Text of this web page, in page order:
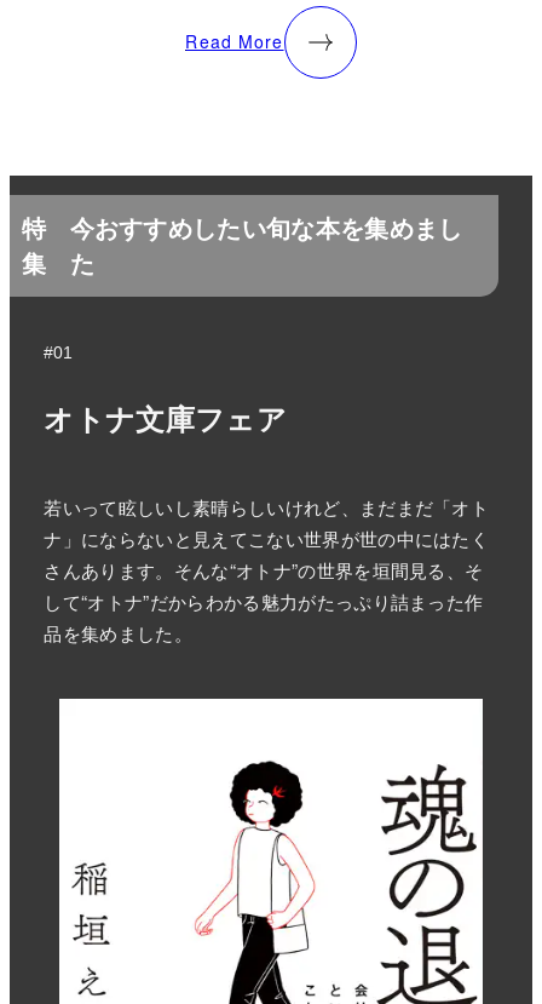
Read More
特
集
今おすすめしたい旬な本を集めまし
た
#01
オトナ文庫フェア
若いって眩しいし素晴らしいけれど、まだまだ「オト
ナ」にならないと見えてこない世界が世の中にはたく
さんあります。そんな“オトナ”の世界を垣間見る、そ
して“オトナ”だからわかる魅力がたっぷり詰まった作
品を集めました。